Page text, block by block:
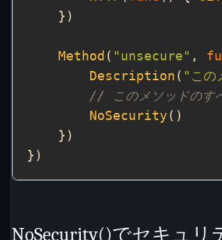
Method ( "unsecure" ,
Description ( "この
// このメソッドのす
NoSecurity
NoSecurity()でセキュリ